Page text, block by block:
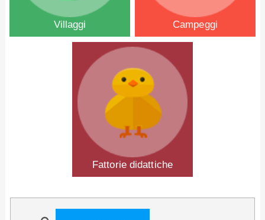
Villaggi Campeggi
Fattorie didattiche